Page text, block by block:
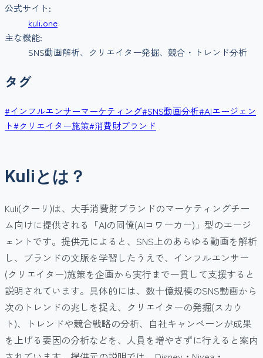
公式サイト:
kuli.one
主な機能:
SNS動画解析、クリエイター発掘、競合・トレンド分析
タグ
#インフルエンサーマーケティング#SNS動画分析#AIエージェン
ト#クリエイター施策#消費財ブランド
Kuliとは？
Kuli(クーリ)は、大手消費財ブランドのマーケティングチー
ム向けに提供される「AIの同僚(AIコワーカー)」型のエージ
ェントです。提供元によると、SNS上のあらゆる動画を解析
し、ブランドの文脈を学習したうえで、インフルエンサー
(クリエイター)施策を企画から実行まで一貫して支援すると
説明されています。具体的には、数十億規模のSNS動画から
次のトレンドの兆しを捉え、クリエイターの発掘(スカウ
ト)、トレンドや競合戦略の分析、自社キャンペーンが成果
を上げる要因の分析などを、人員を増やさずに行えると案内